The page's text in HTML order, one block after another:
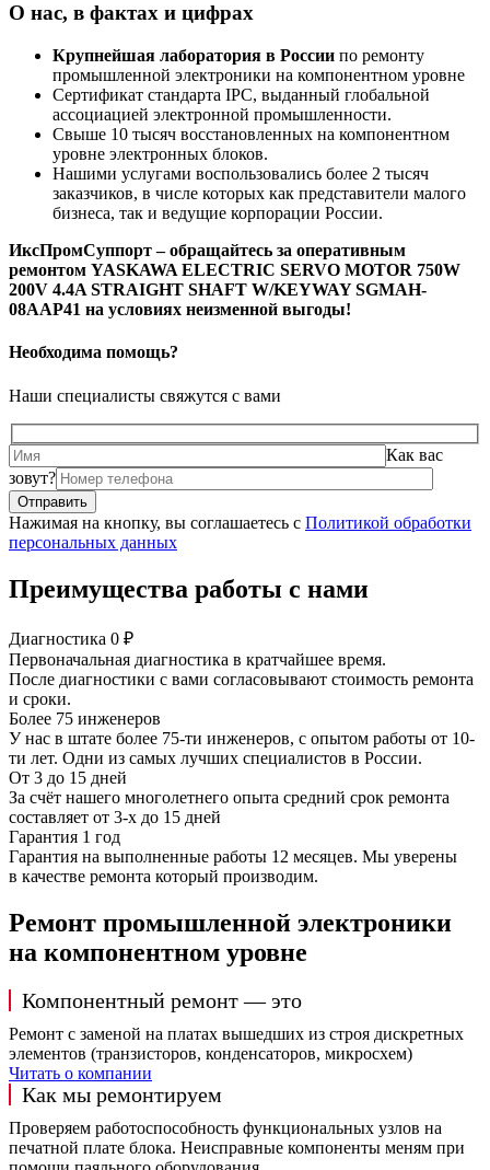
О нас, в фактах и цифрах
Крупнейшая лаборатория в России по ремонту
промышленной электроники на компонентном уровне
Сертификат стандарта IPC, выданный глобальной
ассоциацией электронной промышленности.
Свыше 10 тысяч восстановленных на компонентном
уровне электронных блоков.
Нашими услугами воспользовались более 2 тысяч
заказчиков, в числе которых как представители малого
бизнеса, так и ведущие корпорации России.
ИксПромСуппорт – обращайтесь за оперативным
ремонтом YASKAWA ELECTRIC SERVO MOTOR 750W
200V 4.4A STRAIGHT SHAFT W/KEYWAY SGMAH-
08AAP41 на условиях неизменной выгоды!
Необходима помощь?
Наши специалисты свяжутся с вами
Как вас
зовут?
Нажимая на кнопку, вы соглашаетесь с Политикой обработки
персональных данных
Преимущества работы с нами
Диагностика 0 ₽
Первоначальная диагностика в кратчайшее время.
После диагностики с вами согласовывают стоимость ремонта
и сроки.
Более 75 инженеров
У нас в штате более 75-ти инженеров, с опытом работы от 10-
ти лет. Одни из самых лучших специалистов в России.
От 3 до 15 дней
За счёт нашего многолетнего опыта средний срок ремонта
составляет от 3-х до 15 дней
Гарантия 1 год
Гарантия на выполненные работы 12 месяцев. Мы уверены
в качестве ремонта который производим.
Ремонт промышленной электроники
на компонентном уровне
Компонентный ремонт — это
Ремонт с заменой на платах вышедших из строя дискретных
элементов (транзисторов, конденсаторов, микросхем)
Читать о компании
Как мы ремонтируем
Проверяем работоспособность функциональных узлов на
печатной плате блока. Неисправные компоненты меням при